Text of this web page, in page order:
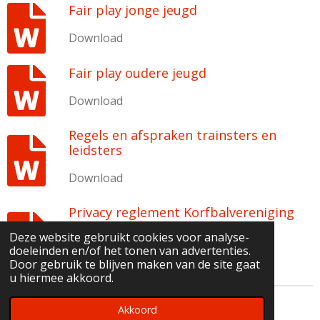
Deze website gebruikt cookies voor analyse-
doeleinden en/of het tonen van advertenties.
Door gebruik te blijven maken van de site gaat
u hiermee akkoord.
Akkoord
Fair play jonge jeugd
Download
Fair play oudere jeugd
Download
Regels en afspraken trainsters en
leidsters
Download
Privacy reglement Korfbalvereniging
ODIO
Download